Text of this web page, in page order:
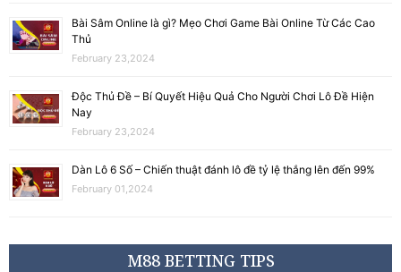
Bài Sâm Online là gì? Mẹo Chơi Game Bài Online Từ Các Cao
Thủ
February 23,2024
Độc Thủ Đề – Bí Quyết Hiệu Quả Cho Người Chơi Lô Đề Hiện
Nay
February 23,2024
Dàn Lô 6 Số – Chiến thuật đánh lô đề tỷ lệ thắng lên đến 99%
February 01,2024
M88 BETTING TIPS